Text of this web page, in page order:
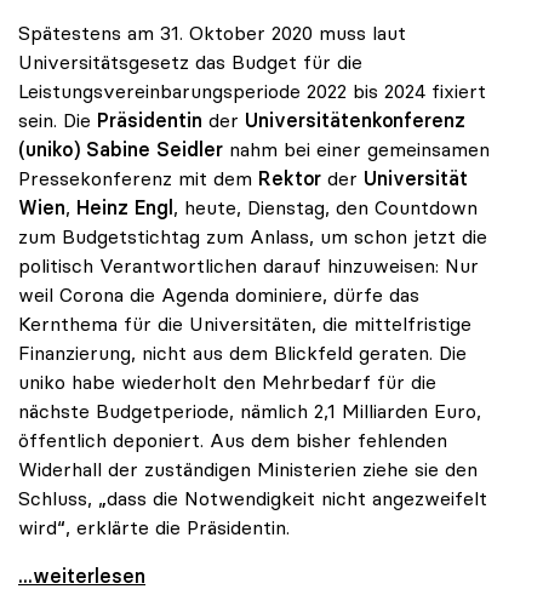
Spätestens am 31. Oktober 2020 muss laut
Universitätsgesetz das Budget für die
Leistungsvereinbarungsperiode 2022 bis 2024 fixiert
sein. Die Präsidentin der Universitätenkonferenz
(uniko) Sabine Seidler nahm bei einer gemeinsamen
Pressekonferenz mit dem Rektor der Universität
Wien, Heinz Engl, heute, Dienstag, den Countdown
zum Budgetstichtag zum Anlass, um schon jetzt die
politisch Verantwortlichen darauf hinzuweisen: Nur
weil Corona die Agenda dominiere, dürfe das
Kernthema für die Universitäten, die mittelfristige
Finanzierung, nicht aus dem Blickfeld geraten. Die
uniko habe wiederholt den Mehrbedarf für die
nächste Budgetperiode, nämlich 2,1 Milliarden Euro,
öffentlich deponiert. Aus dem bisher fehlenden
Widerhall der zuständigen Ministerien ziehe sie den
Schluss, „dass die Notwendigkeit nicht angezweifelt
wird“, erklärte die Präsidentin.
Seidler zu finanziellem Mehrbedarf: „Bisher keine
...weiterlesen